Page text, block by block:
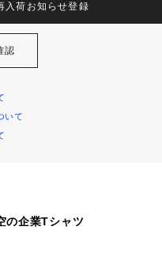
入荷お知らせ登録
認
いて
の企業Tシャツ